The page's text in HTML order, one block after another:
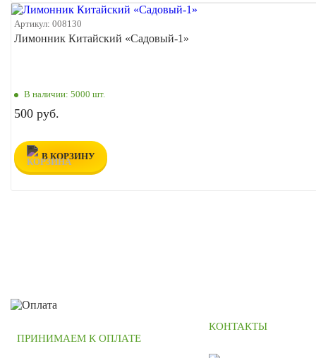
Артикул: 008130
Лимонник Китайский «Садовый-1»
В наличии: 5000 шт.
500 руб.
В КОРЗИНУ
ПРИНИМАЕМ К ОПЛАТЕ
КОНТАКТЫ